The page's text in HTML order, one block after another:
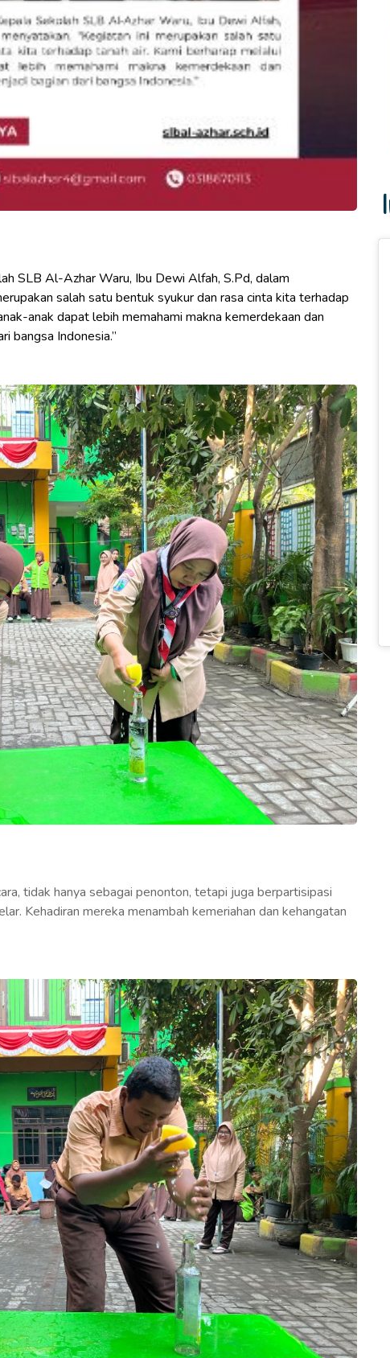
SLB Al-Azhar Waru, Ibu Dewi Alfah, S.Pd, dalam
salah satu bentuk syukur dan rasa cinta kita terhadap
anak dapat lebih memahami makna kemerdekaan dan
bangsa Indonesia.”
tidak hanya sebagai penonton, tetapi juga berpartisipasi
Kehadiran mereka menambah kemeriahan dan kehangatan